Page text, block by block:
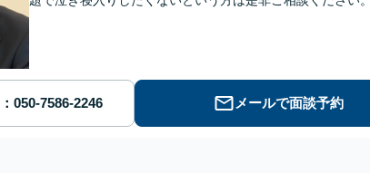
メールで面談予約